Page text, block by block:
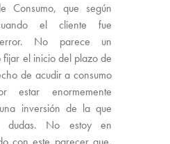
Consumo, que según
el cliente fue
No parece un
fijar el inicio del plazo de
de acudir a consumo
estar enormemente
inversión de la que
dudas. No estoy en